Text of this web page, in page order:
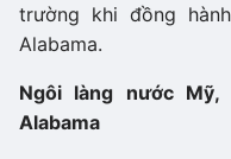
trường khi đồng
Alabama.
Ngôi làng nước Mỹ,
Alabama